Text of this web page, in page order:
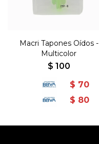
Macri Tapones Oídos -
Multicolor
$ 100
$ 70
$ 80